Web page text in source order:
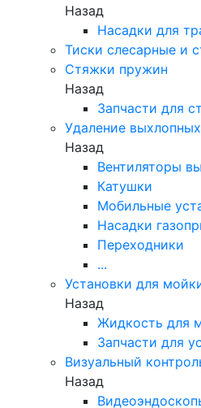
Назад
Насадки для
Тиски слесарные и
Стяжки пружин
Назад
Запчасти для
Удаление
Назад
Вентиляторы
Катушки
Мобильные
Насадки
Переходники
...
Установки для
Назад
Жидкость для
Запчасти для
Визуальный
Назад